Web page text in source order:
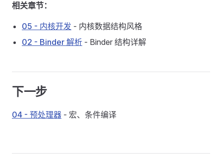
相关章节：
05 - 内核开发 - 内核数据结构风格
02 - Binder 解析 - Binder 结构详解
下一步
04 - 预处理器 - 宏、条件编译